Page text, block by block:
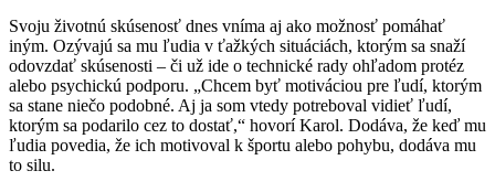
Svoju životnú skúsenosť dnes vníma aj ako možnosť pomáhať
iným. Ozývajú sa mu ľudia v ťažkých situáciách, ktorým sa snaží
odovzdať skúsenosti – či už ide o technické rady ohľadom protéz
alebo psychickú podporu. „Chcem byť motiváciou pre ľudí, ktorým
sa stane niečo podobné. Aj ja som vtedy potreboval vidieť ľudí,
ktorým sa podarilo cez to dostať,“ hovorí Karol. Dodáva, že keď mu
ľudia povedia, že ich motivoval k športu alebo pohybu, dodáva mu
to silu.